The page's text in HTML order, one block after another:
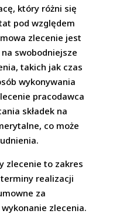
który różni się
pod względem
zlecenie jest
swobodniejsze
takich jak czas
wykonywania
pracodawca
składek na
co może
zlecenie to zakres
realizacji
za
zlecenia.